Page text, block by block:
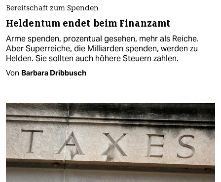
Bereitschaft zum Spenden
Heldentum endet beim Finanzamt
Arme spenden, prozentual gesehen, mehr als Reiche.
Aber Superreiche, die Milliarden spenden, werden zu
Helden. Sie sollten auch höhere Steuern zahlen.
Von Barbara Dribbusch